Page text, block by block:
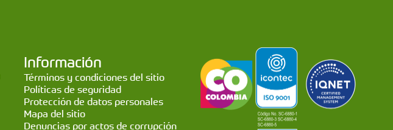
Información
Términos y condiciones del sitio
Políticas de seguridad
Protección de datos personales
Mapa del sitio
Denuncias por actos de corrupción